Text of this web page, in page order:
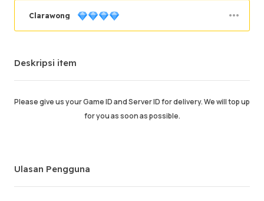
Clarawong
Penjualan total
Pengiriman Rata-rata 0
Deskripsi item
Please give us your Game ID and Server ID for delivery. We will top up
for you as soon as possible.
Ulasan Pengguna